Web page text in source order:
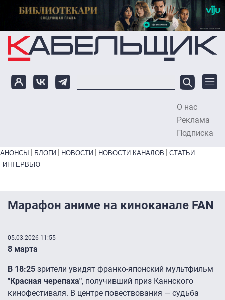
Перейти к основному содержанию
О нас
Реклама
Подписка
Primary links bottom
АНОНСЫ БЛОГИ НОВОСТИ НОВОСТИ КАНАЛОВ
СТАТЬИ
ИНТЕРВЬЮ
Марафон аниме на киноканале FAN
05.03.2026 11:55
8 марта
В 18:25 зрители увидят франко-японский мультфильм
"Красная черепаха", получивший приз Каннского
кинофестиваля. В центре повествования — судьба